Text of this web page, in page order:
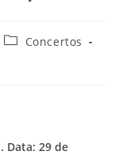
Categoría
Concertos
Data: 29 de